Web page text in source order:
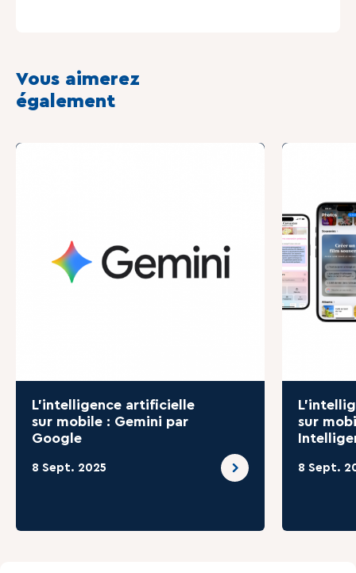
Vous aimerez
également
L’intelligence artificielle
sur mobile : Gemini par
Google
8 Sept. 2025
sur
8 Sept.